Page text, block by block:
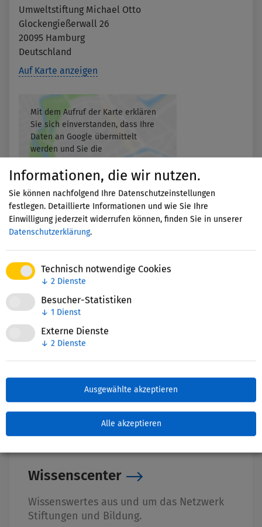
Informationen, die wir nutzen.
Sie können nachfolgend Ihre Datenschutzeinstellungen
festlegen. Detaillierte Informationen und wie Sie Ihre
Einwilligung jederzeit widerrufen können, finden Sie in unserer
Datenschutzerklärung.
Technisch notwendige Cookies
↓ 2 Dienste
Besucher-Statistiken
↓ 1 Dienst
Externe Dienste
↓ 2 Dienste
Ausgewählte akzeptieren
Alle akzeptieren
Umweltstiftung Michael Otto
Glockengießerwall 26
20095 Hamburg
Deutschland
Auf Karte anzeigen
Mit dem Aufruf der Karte erklären
Sie sich einverstanden, dass Ihre
Daten an Google übermittelt
werden und Sie die
haben.
Akzeptieren
Nettie-Finder
Wissenscenter
Wissenswertes aus und um das Netzwerk
Stiftungen und Bildung.